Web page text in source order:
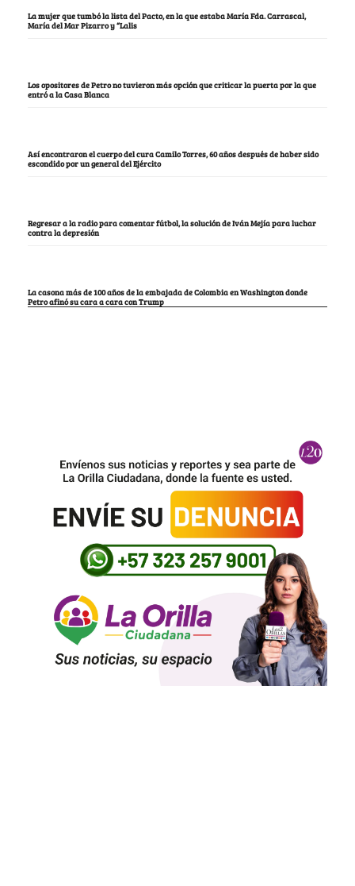
La mujer que tumbó la lista del Pacto, en la que estaba María Fda. Carrascal,
María del Mar Pizarro y “Lalis
Los opositores de Petro no tuvieron más opción que criticar la puerta por la que
entró a la Casa Blanca
Así encontraron el cuerpo del cura Camilo Torres, 60 años después de haber sido
escondido por un general del Ejército
Regresar a la radio para comentar fútbol, la solución de Iván Mejía para luchar
contra la depresión
La casona más de 100 años de la embajada de Colombia en Washington donde
Petro afinó su cara a cara con Trump